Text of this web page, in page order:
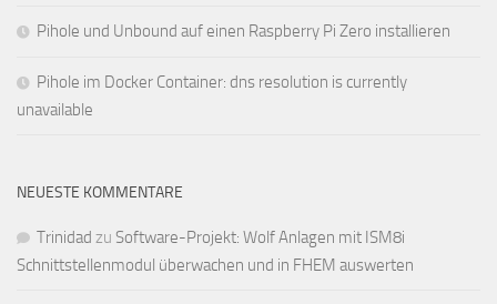
Pihole und Unbound auf einen Raspberry Pi Zero installieren
Pihole im Docker Container: dns resolution is currently
unavailable
NEUESTE KOMMENTARE
Trinidad zu Software-Projekt: Wolf Anlagen mit ISM8i
Schnittstellenmodul überwachen und in FHEM auswerten